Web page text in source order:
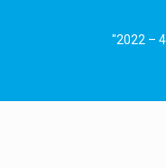
"2022 –